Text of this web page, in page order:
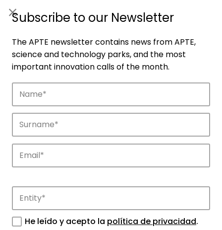
Companies
Discover the companies that drive
innovation in APTE’s parks.
Subscribe to our Newsletter
The APTE newsletter contains news from APTE,
science and technology parks, and the most
important innovation calls of the month.
He leído y acepto la política de privacidad.